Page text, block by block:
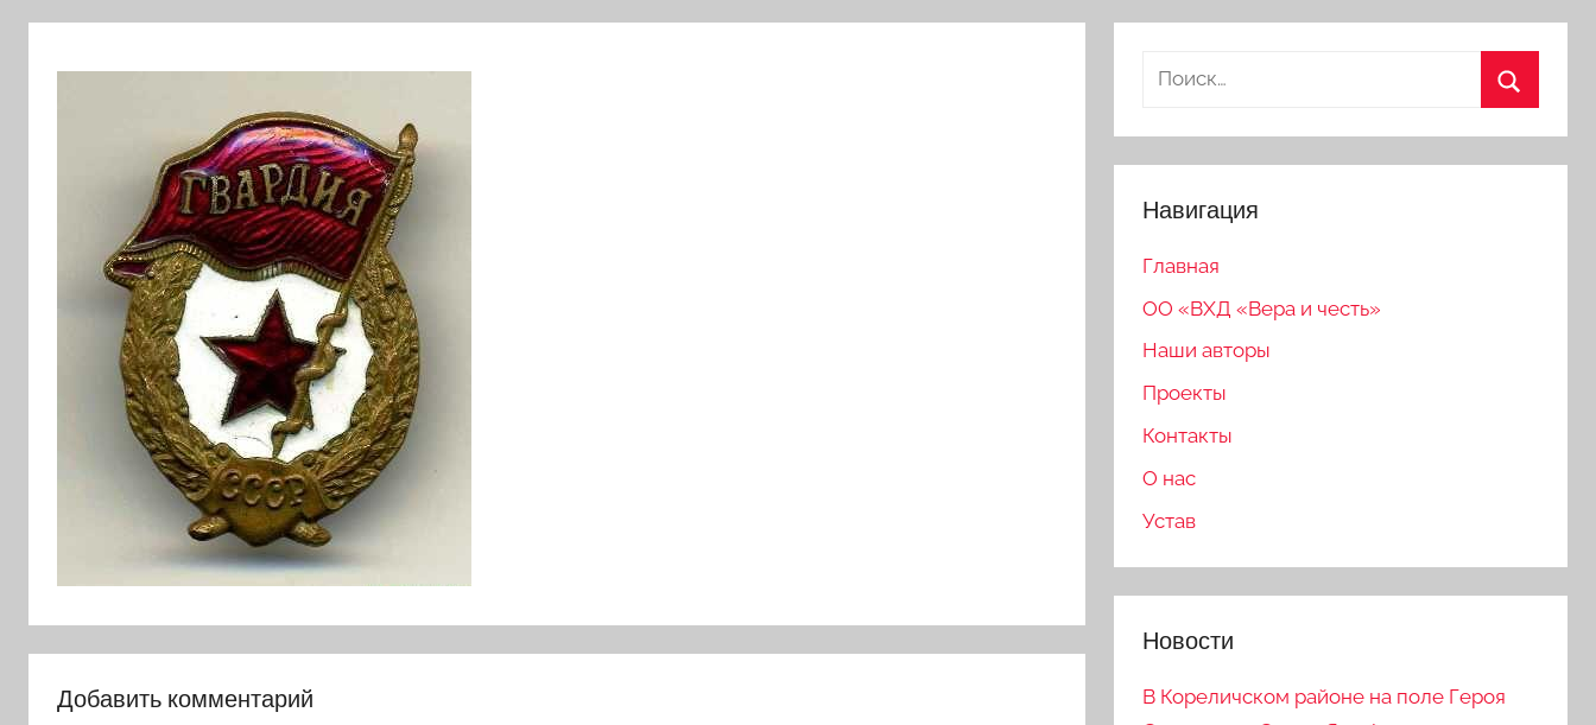
Добавить комментарий
Найти:
Навигация
Главная
ОО «ВХД «Вера и честь»
Наши авторы
Проекты
Контакты
О нас
Устав
Новости
В Кореличском районе на поле Героя